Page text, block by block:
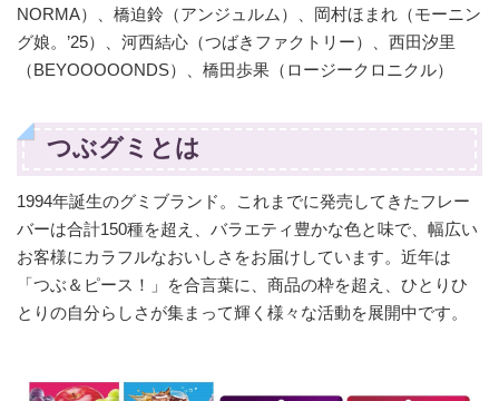
NORMA）、橋迫鈴（アンジュルム）、岡村ほまれ（モーニン
グ娘。’25）、河西結心（つばきファクトリー）、西田汐里
（BEYOOOOONDS）、橋田歩果（ロージークロニクル）
つぶグミとは
1994年誕生のグミブランド。これまでに発売してきたフレー
バーは合計150種を超え、バラエティ豊かな色と味で、幅広い
お客様にカラフルなおいしさをお届けしています。近年は
「つぶ＆ピース！」を合言葉に、商品の枠を超え、ひとりひ
とりの自分らしさが集まって輝く様々な活動を展開中です。